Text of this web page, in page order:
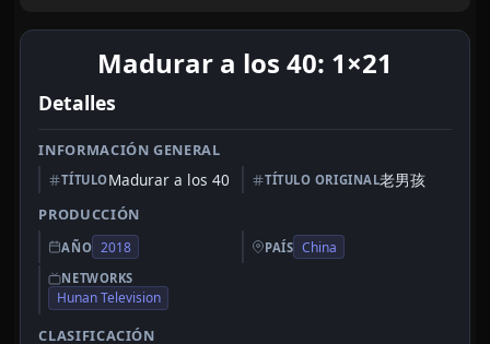
Madurar a los 40: 1×21
Detalles
INFORMACIÓN GENERAL
TÍTULOMadurar a los 40 TÍTULO ORIGINAL老男孩
PRODUCCIÓN
AÑO 2018 PAÍS China
NETWORKS
Hunan Television
CLASIFICACIÓN